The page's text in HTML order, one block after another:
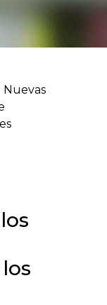
de
Nuevas